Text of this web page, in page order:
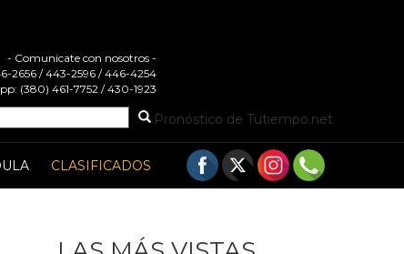
- Comunicate con nosotros -
2656 / 443-2596 / 446-4254
(380) 461-7752 / 430-1923
Pronóstico de Tutiempo.net
CLASIFICADOS